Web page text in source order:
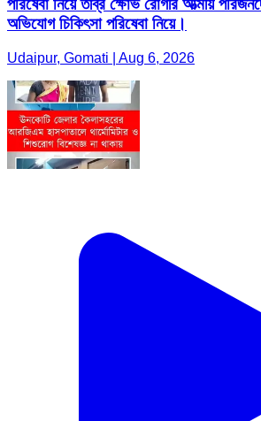
পরিষেবা নিয়ে তীব্র ক্ষোভ রোগীর আত্মীয়
অভিযোগ চিকিৎসা পরিষেবা নিয়ে।
Udaipur, Gomati | Aug 6, 2026